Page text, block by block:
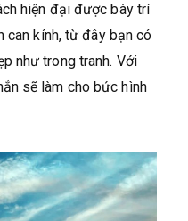
hiện đại được bày trí
can kính, từ đây bạn có
như trong tranh. Với
sẽ làm cho bức hình